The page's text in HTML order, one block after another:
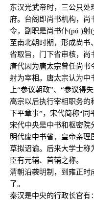
东汉光武帝时，三公只处
府。台阁即尚书机构，尚
令，副职是尚书仆(pú )射
至南北朝时期，形成尚
省取旨，门下省审核，尚
唐代因为唐太宗曾任尚书
射为宰相。唐太宗认为中
上“参议朝政”、“参议得
高宗以后执行宰相职务的
下平章事”，宋代简称“同
宋代中央是中书和枢密院
明代废中书省，皇帝亲
草拟诏谕。后来大学士称
臣有元辅、首辅之称。
清朝沿袭明制，到雍正时
了。
秦汉是中央的行政长官有：